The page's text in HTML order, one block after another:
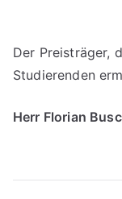
Der Preisträger,
Studierenden
Herr Florian